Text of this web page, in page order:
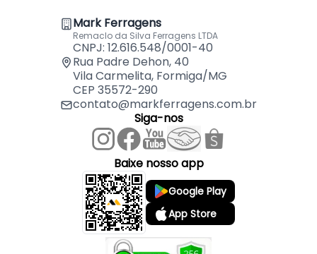
Mark Ferragens
Remaclo da Silva Ferragens LTDA
CNPJ: 12.616.548/0001-40
Rua Padre Dehon, 40
Vila Carmelita, Formiga/MG
CEP 35572-290
contato@markferragens.com.br
Siga-nos
Baixe nosso app
Google Play
App Store